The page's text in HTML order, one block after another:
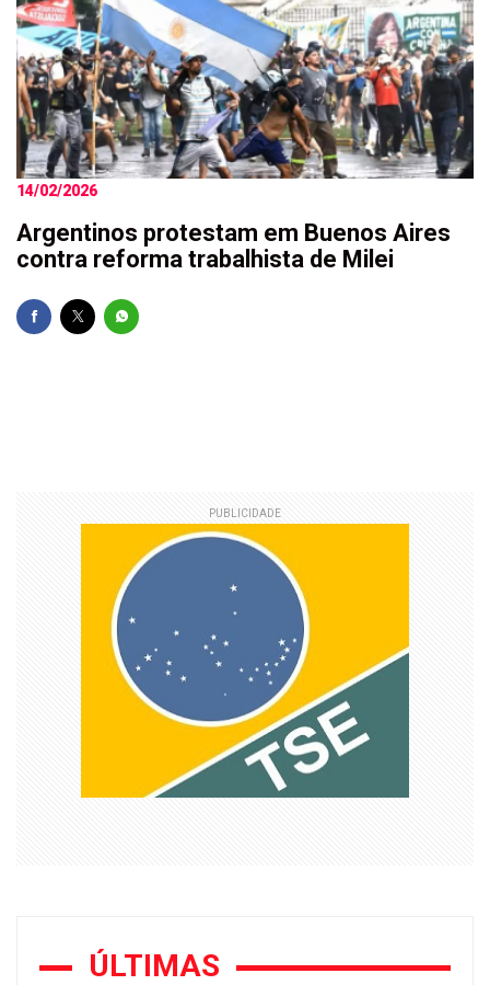
14/02/2026
Argentinos protestam em Buenos Aires
contra reforma trabalhista de Milei
PUBLICIDADE
ÚLTIMAS